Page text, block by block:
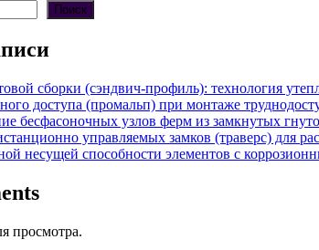
Поиск
сборки (сэндвич-профиль): технология
доступа (промальп) при монтаже
бесфасоночных узлов ферм из замкнутых
управляемых замков (траверс) для
несущей способности элементов с
просмотра.